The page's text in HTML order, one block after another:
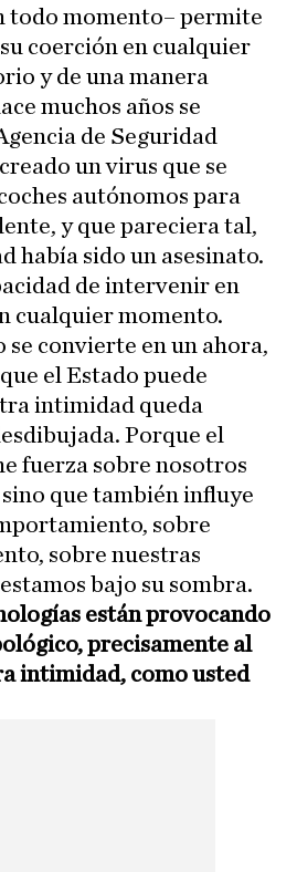
todo momento– permite
coerción en cualquier
y de una manera
muchos años se
de Seguridad
un virus que se
autónomos para
y que pareciera tal,
había sido un asesinato.
de intervenir en
cualquier momento.
se convierte en un ahora,
el Estado puede
intimidad queda
Porque el
fuerza sobre nosotros
que también influye
sobre
sobre nuestras
bajo su sombra.
están provocando
precisamente al
intimidad, como usted